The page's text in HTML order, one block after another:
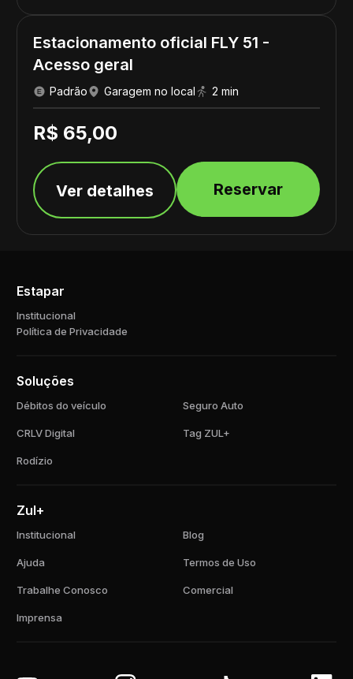
Estacionamento oficial FLY 51 -
Acesso geral
Padrão Garagem no local 2 min
R$ 65,00
Ver detalhes Reservar
Estapar
Institucional
Política de Privacidade
Soluções
Débitos do veículo Seguro Auto
CRLV Digital Tag ZUL+
Rodízio
Zul+
Institucional Blog
Ajuda Termos de Uso
Trabalhe Conosco Comercial
Imprensa